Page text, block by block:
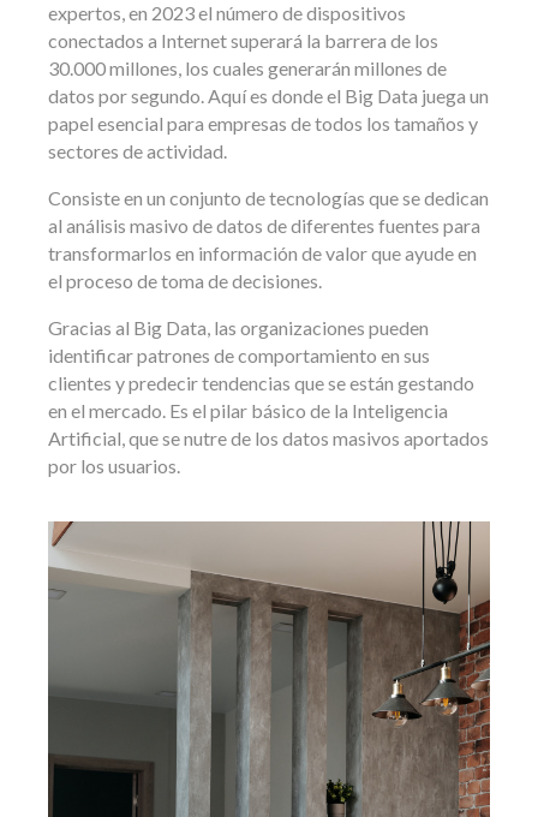
expertos, en 2023 el número de dispositivos
conectados a Internet superará la barrera de los
30.000 millones, los cuales generarán millones de
datos por segundo. Aquí es donde el Big Data juega un
papel esencial para empresas de todos los tamaños y
sectores de actividad.
Consiste en un conjunto de tecnologías que se dedican
al análisis masivo de datos de diferentes fuentes para
transformarlos en información de valor que ayude en
el proceso de toma de decisiones.
Gracias al Big Data, las organizaciones pueden
identificar patrones de comportamiento en sus
clientes y predecir tendencias que se están gestando
en el mercado. Es el pilar básico de la Inteligencia
Artificial, que se nutre de los datos masivos aportados
por los usuarios.